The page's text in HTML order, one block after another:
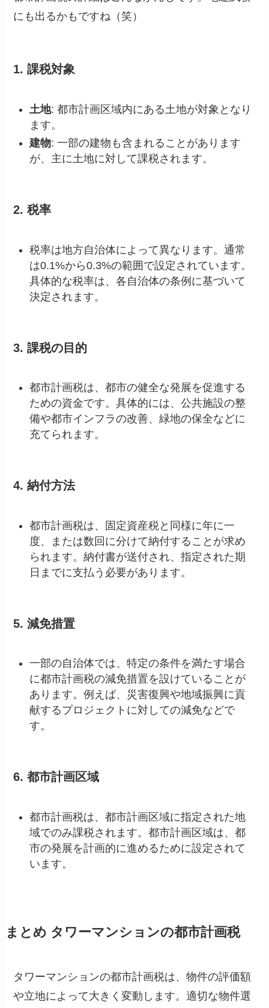
にも出るかもですね（笑）
1.課税対象
土地: 都市計画区域内にある土地が対象となり
ます。
建物: 一部の建物も含まれることがあります
が、主に土地に対して課税されます。
2.税率
税率は地方自治体によって異なります。通常
は0.1%から0.3%の範囲で設定されています。
具体的な税率は、各自治体の条例に基づいて
決定されます。
3.課税の目的
都市計画税は、都市の健全な発展を促進する
ための資金です。具体的には、公共施設の整
備や都市インフラの改善、緑地の保全などに
充てられます。
4.納付方法
都市計画税は、固定資産税と同様に年に一
度、または数回に分けて納付することが求め
られます。納付書が送付され、指定された期
日までに支払う必要があります。
5.減免措置
一部の自治体では、特定の条件を満たす場合
に都市計画税の減免措置を設けていることが
あります。例えば、災害復興や地域振興に貢
献するプロジェクトに対しての減免などで
す。
6.都市計画区域
都市計画税は、都市計画区域に指定された地
域でのみ課税されます。都市計画区域は、都
市の発展を計画的に進めるために設定されて
います。
まとめ タワーマンションの都市計画税
タワーマンションの都市計画税は、物件の評価額
や立地によって大きく変動します。適切な物件選